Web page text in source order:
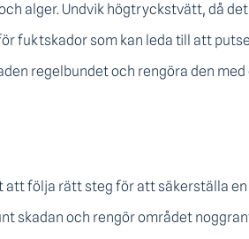
alger. Undvik högtryckstvätt, då
fuktskador som kan leda till att
regelbundet och rengöra den
att följa rätt steg för att säkerställa
skadan och rengör området